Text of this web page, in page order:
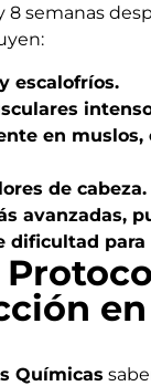
8 semanas
escalofríos.
en muslos,
de cabeza.
avanzadas,
dificultad para
en
Químicas